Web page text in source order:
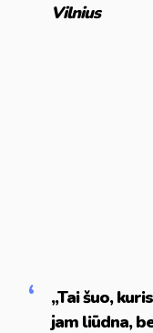
Vilnius
„Tai šuo,
jam liūdna,